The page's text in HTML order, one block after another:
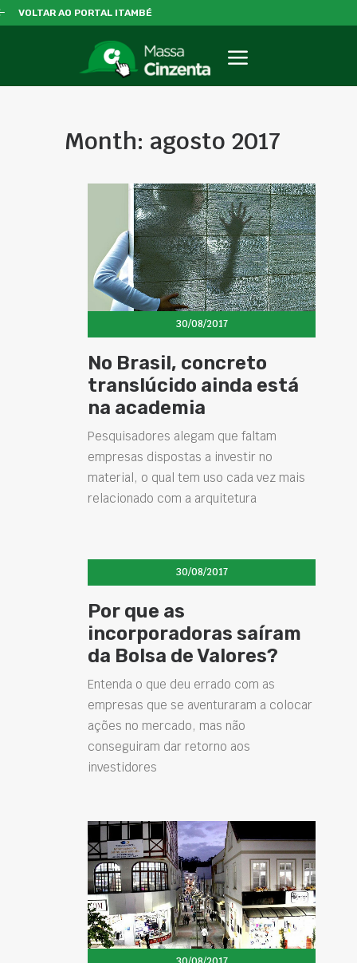
VOLTAR AO PORTAL ITAMBÉ
Month: agosto 2017
30/08/2017
No Brasil, concreto
translúcido ainda está
na academia
Pesquisadores alegam que faltam
empresas dispostas a investir no
material, o qual tem uso cada vez mais
relacionado com a arquitetura
30/08/2017
Por que as
incorporadoras saíram
da Bolsa de Valores?
Entenda o que deu errado com as
empresas que se aventuraram a colocar
ações no mercado, mas não
conseguiram dar retorno aos
investidores